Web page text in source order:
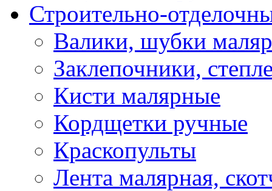
Строительно-
Валики, шубки
Заклепочники,
Кисти малярные
Кордщетки ручные
Краскопульты
Лента малярная,